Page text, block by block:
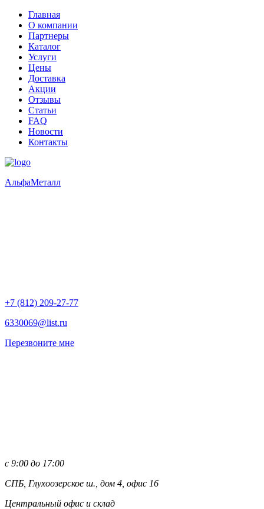
Главная
О компании
Партнеры
Каталог
Услуги
Цены
Доставка
Акции
Отзывы
Статьи
FAQ
Новости
Контакты
АльфаМеталл
+7 (812) 209-27-77
6330069@list.ru
Перезвоните мне
с 9:00 до 17:00
СПБ, Глухоозерское ш., дом 4, офис 16
Центральный офис и склад